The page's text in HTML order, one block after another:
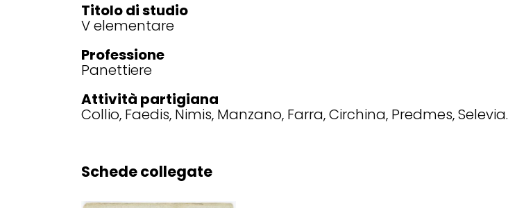
Titolo di studio
V elementare
Professione
Panettiere
Attività partigiana
Collio, Faedis, Nimis, Manzano, Farra, Circhina, Predmes, Selevia.
Schede collegate